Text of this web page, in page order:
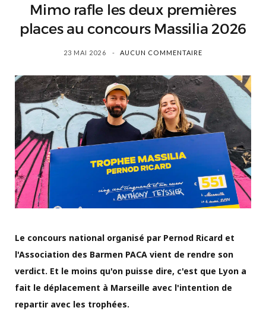
m
Mimo rafle les deux premières
places au concours Massilia 2026
23 MAI 2026 AUCUN COMMENTAIRE
Le concours national organisé par Pernod Ricard et
l'Association des Barmen PACA vient de rendre son
verdict. Et le moins qu'on puisse dire, c'est que Lyon a
fait le déplacement à Marseille avec l'intention de
repartir avec les trophées.